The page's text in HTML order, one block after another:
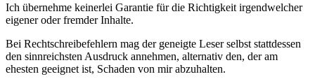
Ich übernehme keinerlei Garantie für die Richtigkeit irgendwelcher
eigener oder fremder Inhalte.
Bei Rechtschreibefehlern mag der geneigte Leser selbst stattdessen
den sinnreichsten Ausdruck annehmen, alternativ den, der am
ehesten geeignet ist, Schaden von mir abzuhalten.